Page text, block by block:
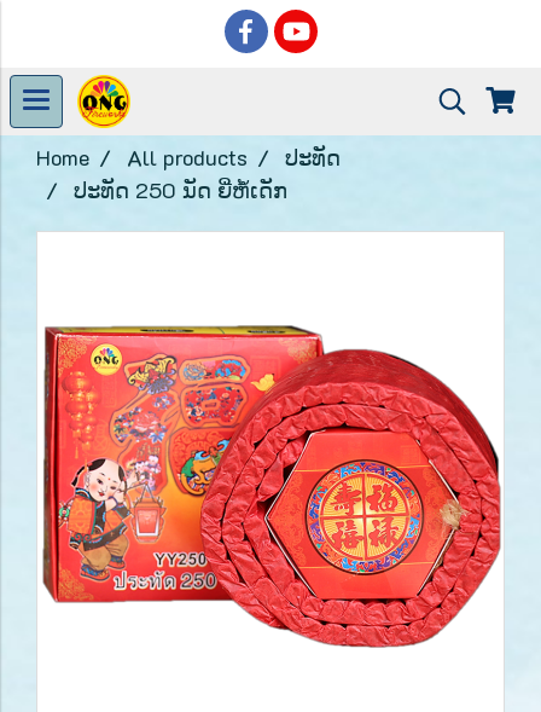
Home All products
ປະທັດ
ປະທັດ 250 ນັດ ຍີ່ຫໍ້ເດັກ